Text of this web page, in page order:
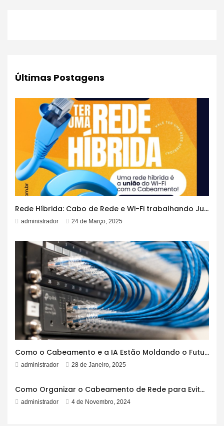
Últimas Postagens
Rede Híbrida: Cabo de Rede e Wi-Fi trabalhando Juntos!
administrador 24 de Março, 2025
Como o Cabeamento e a IA Estão Moldando o Futuro
administrador 28 de Janeiro, 2025
Como Organizar o Cabeamento de Rede para Evitar Emaranhados
administrador 4 de Novembro, 2024